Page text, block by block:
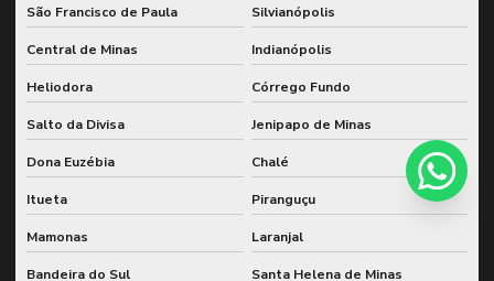
São Francisco de Paula Silvianópolis
Central de Minas Indianópolis
Heliodora Córrego Fundo
Salto da Divisa Jenipapo de Minas
Dona Euzébia Chalé
Itueta Piranguçu
Mamonas Laranjal
Bandeira do Sul Santa Helena de Minas